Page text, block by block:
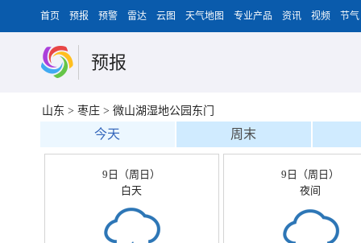
首页 预报 预警 雷达 云图 天气地图 专业产品 资讯 视频 节气
预报
山东 > 枣庄 > 微山湖湿地公园东门
今天 周末
9日（周日）
白天
9日（周日）
夜间